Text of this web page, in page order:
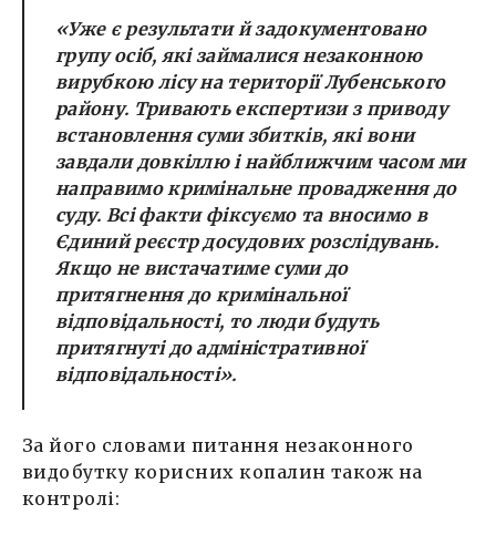
«Уже є результати й задокументовано
групу осіб, які займалися незаконною
вирубкою лісу на території Лубенського
району. Тривають експертизи з приводу
встановлення суми збитків, які вони
завдали довкіллю і найближчим часом ми
направимо кримінальне провадження до
суду. Всі факти фіксуємо та вносимо в
Єдиний реєстр досудових розслідувань.
Якщо не вистачатиме суми до
притягнення до кримінальної
відповідальності, то люди будуть
притягнуті до адміністративної
відповідальності».
За його словами питання незаконного
видобутку корисних копалин також на
контролі: